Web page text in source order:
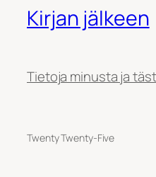
Kirjan jälkeen
Tietoja minusta ja
Twenty Twenty-Five